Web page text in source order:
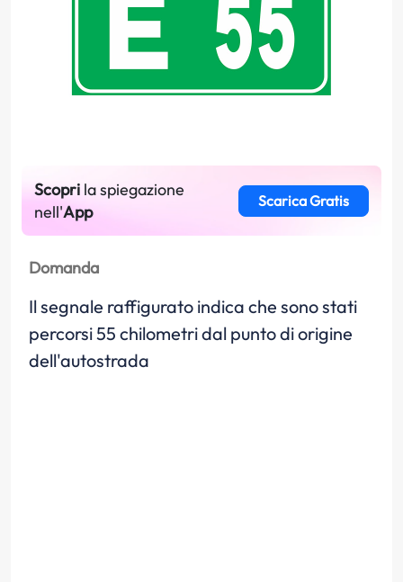
Scopri la spiegazione
nell'App
Scarica Gratis
Domanda
Il segnale raffigurato indica che sono stati
percorsi 55 chilometri dal punto di origine
dell'autostrada